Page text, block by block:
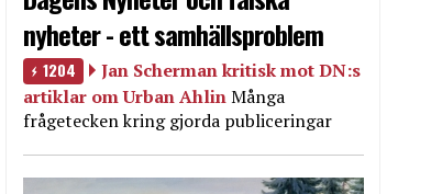
nyheter - ett samhällsproblem
1204
Jan Scherman kritisk mot DN:s
artiklar om Urban AhlinMånga
frågetecken kring gjorda publiceringar